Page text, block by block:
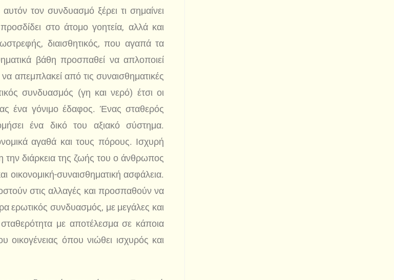
τον συνδυασμό ξέρει τι σημαίνει
στο άτομο γοητεία, αλλά και
διαισθητικός, που αγαπά τα
βάθη προσπαθεί να απλοποιεί
απεμπλακεί από τις συναισθηματικές
συνδυασμός (γη και νερό) έτσι οι
ένα γόνιμο έδαφος. Ένας σταθερός
ένα δικό του αξιακό σύστημα.
αγαθά και τους πόρους. Ισχυρή
την διάρκεια της ζωής του ο άνθρωπος
οικονομική-συναισθηματική ασφάλεια.
στις αλλαγές και προσπαθούν να
ερωτικός συνδυασμός, με μεγάλες και
σταθερότητα με αποτέλεσμα σε κάποια
οικογένειας όπου νιώθει ισχυρός και